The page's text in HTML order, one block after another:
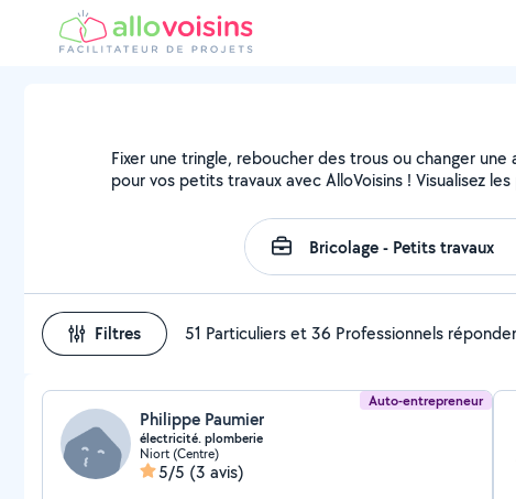
Fixer une tringle, reboucher des trous ou changer
pour vos petits travaux avec AlloVoisins ! Visualisez
Filtres 51 Particuliers et 36 Professionnels
Auto-entrepreneur
Philippe Paumier
électricité. plomberie
Niort (Centre)
5/5 (3 avis)